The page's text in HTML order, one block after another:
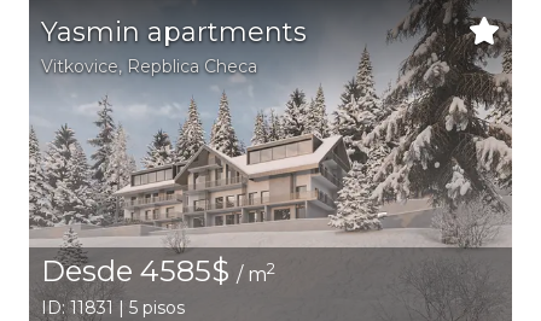
Yasmin apartments
Vitkovice, Repblica Checa
Desde 4585$ / m2
ID: 11831 | 5 pisos